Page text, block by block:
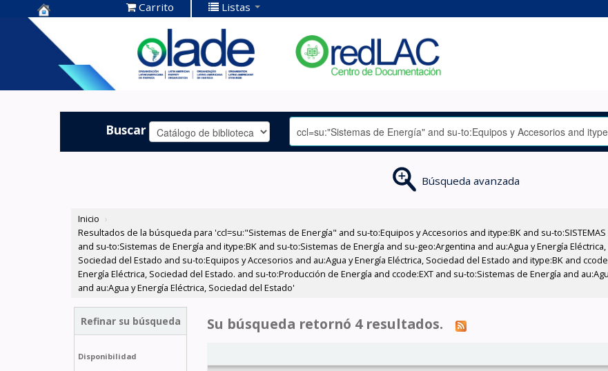
Centro de
Documentación
OLADE -
Carrito Listas
Buscar
Búsqueda avanzada
Inicio ›
Resultados de la búsqueda para 'ccl=su:"Sistemas de Energía" and su-to:Equipos y Accesorios and itype:BK and su-
and su-to:Sistemas de Energía and itype:BK and su-to:Sistemas de Energía and su-geo:Argentina and au:Agua y Energía
Sociedad del Estado and su-to:Equipos y Accesorios and au:Agua y Energía Eléctrica, Sociedad del Estado and itype:BK and
Energía Eléctrica, Sociedad del Estado. and su-to:Producción de Energía and ccode:EXT and su-to:Sistemas de Energía and
and au:Agua y Energía Eléctrica, Sociedad del Estado'
Refinar su búsqueda
Disponibilidad
Su búsqueda retornó 4 resultados.